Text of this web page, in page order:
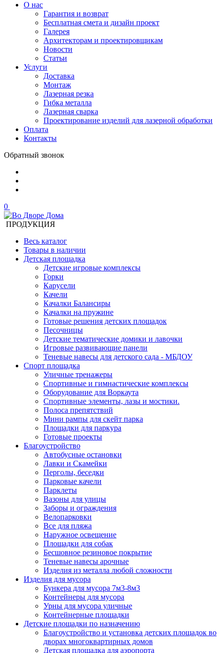
О нас
Гарантия и возврат
Бесплатная смета и дизайн проект
Галерея
Архитекторам и проектировщикам
Новости
Статьи
Услуги
Доставка
Монтаж
Лазерная резка
Гибка металла
Лазерная сварка
Проектирование изделий для лазерной обработки
Оплата
Контакты
Обратный звонок
0
ПРОДУКЦИЯ
Весь каталог
Товары в наличии
Детская площадка
Детские игровые комплексы
Горки
Карусели
Качели
Качалки Балансиры
Качалки на пружине
Готовые решения детских площадок
Песочницы
Детские тематические домики и лавочки
Игровые развивающие панели
Теневые навесы для детского сада - МБДОУ
Спорт площадка
Уличные тренажеры
Спортивные и гимнастические комплексы
Оборудование для Воркаута
Спортивные элементы, лазы и мостики.
Полоса препятствий
Мини рампы для скейт парка
Площадки для паркура
Готовые проекты
Благоустройство
Автобусные остановки
Лавки и Скамейки
Перголы, беседки
Парковые качели
Парклеты
Вазоны для улицы
Заборы и ограждения
Велопарковки
Все для пляжа
Наружное освещение
Площадки для собак
Бесшовное резиновое покрытие
Теневые навесы арочные
Изделия из металла любой сложности
Изделия для мусора
Бункера для мусора 7м3-8м3
Контейнеры для мусора
Урны для мусора уличные
Контейнерные площадки
Детские площадки по назначению
Благоустройство и установка детских площадок во
дворах многоквартирных домов
Детская площадка для аэропорта